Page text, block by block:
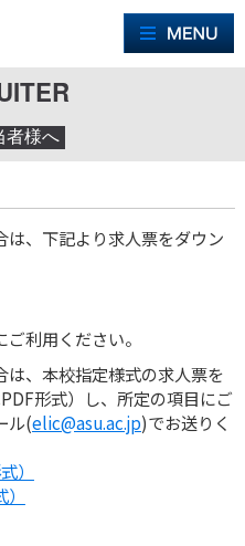
者様へ
、下記より求人票をダウン
利用ください。
、本校指定様式の求人票を
形式）し、所定の項目にご
ル(elic@asu.ac.jp)でお送りく
）